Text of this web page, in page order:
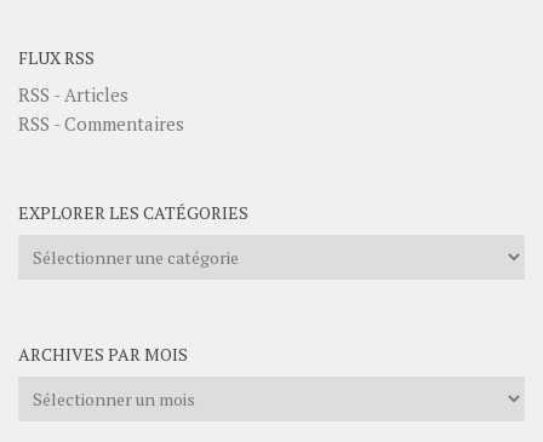
FLUX RSS
RSS - Articles
RSS - Commentaires
EXPLORER LES CATÉGORIES
Explorer
ARCHIVES PAR MOIS
Archives